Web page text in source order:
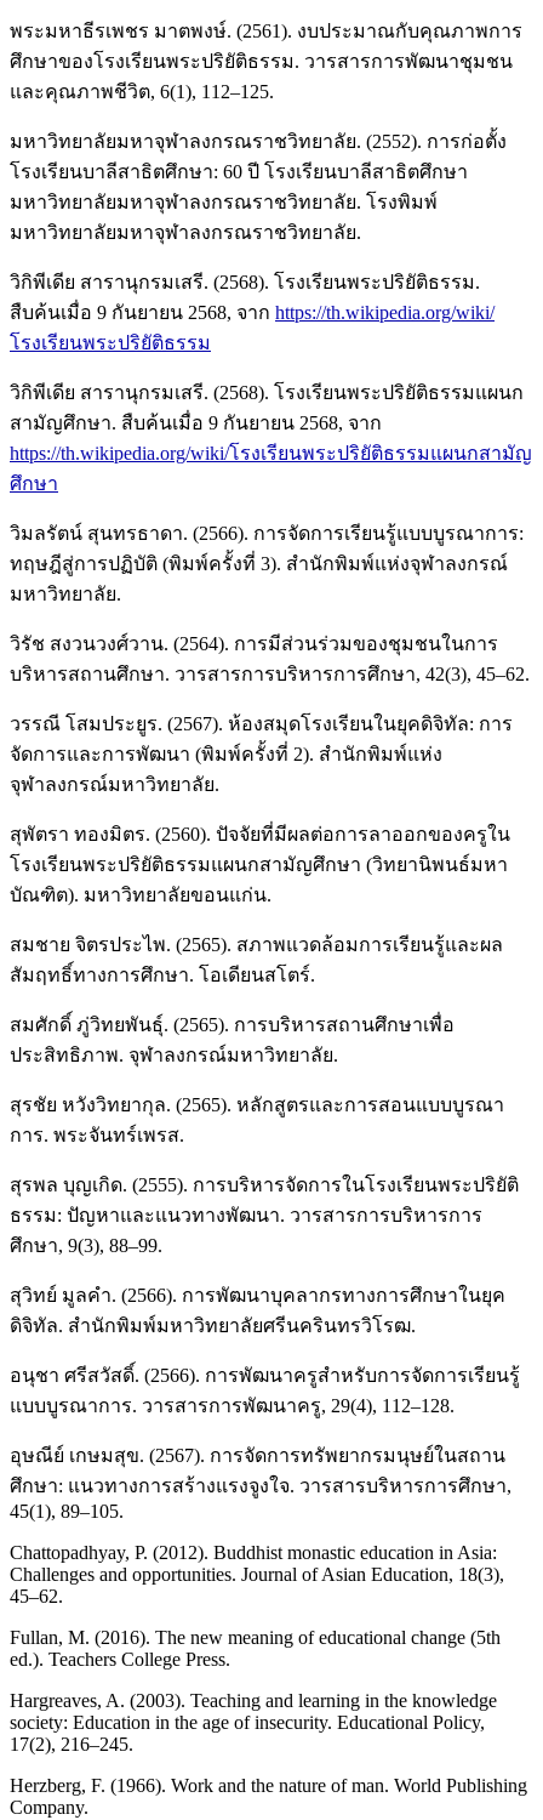
พระมหาธีรเพชร มาตพงษ์. (2561). งบประมาณกับคุณภาพการ
ศึกษาของโรงเรียนพระปริยัติธรรม. วารสารการพัฒนาชุมชน
และคุณภาพชีวิต, 6(1), 112–125.
มหาวิทยาลัยมหาจุฬาลงกรณราชวิทยาลัย. (2552). การก่อตั้ง
โรงเรียนบาลีสาธิตศึกษา: 60 ปี โรงเรียนบาลีสาธิตศึกษา
มหาวิทยาลัยมหาจุฬาลงกรณราชวิทยาลัย. โรงพิมพ์
มหาวิทยาลัยมหาจุฬาลงกรณราชวิทยาลัย.
วิกิพีเดีย สารานุกรมเสรี. (2568). โรงเรียนพระปริยัติธรรม.
สืบค้นเมื่อ 9 กันยายน 2568, จาก https://th.wikipedia.org/wiki/
โรงเรียนพระปริยัติธรรม
วิกิพีเดีย สารานุกรมเสรี. (2568). โรงเรียนพระปริยัติธรรมแผนก
สามัญศึกษา. สืบค้นเมื่อ 9 กันยายน 2568, จาก
https://th.wikipedia.org/wiki/โรงเรียนพระปริยัติธรรมแผนกสามัญ
ศึกษา
วิมลรัตน์ สุนทรธาดา. (2566). การจัดการเรียนรู้แบบบูรณาการ:
ทฤษฎีสู่การปฏิบัติ (พิมพ์ครั้งที่ 3). สำนักพิมพ์แห่งจุฬาลงกรณ์
มหาวิทยาลัย.
วิรัช สงวนวงศ์วาน. (2564). การมีส่วนร่วมของชุมชนในการ
บริหารสถานศึกษา. วารสารการบริหารการศึกษา, 42(3), 45–62.
วรรณี โสมประยูร. (2567). ห้องสมุดโรงเรียนในยุคดิจิทัล: การ
จัดการและการพัฒนา (พิมพ์ครั้งที่ 2). สำนักพิมพ์แห่ง
จุฬาลงกรณ์มหาวิทยาลัย.
สุพัตรา ทองมิตร. (2560). ปัจจัยที่มีผลต่อการลาออกของครูใน
โรงเรียนพระปริยัติธรรมแผนกสามัญศึกษา (วิทยานิพนธ์มหา
บัณฑิต). มหาวิทยาลัยขอนแก่น.
สมชาย จิตรประไพ. (2565). สภาพแวดล้อมการเรียนรู้และผล
สัมฤทธิ์ทางการศึกษา. โอเดียนสโตร์.
สมศักดิ์ ภู่วิทยพันธุ์. (2565). การบริหารสถานศึกษาเพื่อ
ประสิทธิภาพ. จุฬาลงกรณ์มหาวิทยาลัย.
สุรชัย หวังวิทยากุล. (2565). หลักสูตรและการสอนแบบบูรณา
การ. พระจันทร์เพรส.
สุรพล บุญเกิด. (2555). การบริหารจัดการในโรงเรียนพระปริยัติ
ธรรม: ปัญหาและแนวทางพัฒนา. วารสารการบริหารการ
ศึกษา, 9(3), 88–99.
สุวิทย์ มูลคำ. (2566). การพัฒนาบุคลากรทางการศึกษาในยุค
ดิจิทัล. สำนักพิมพ์มหาวิทยาลัยศรีนครินทรวิโรฒ.
อนุชา ศรีสวัสดิ์. (2566). การพัฒนาครูสำหรับการจัดการเรียนรู้
แบบบูรณาการ. วารสารการพัฒนาครู, 29(4), 112–128.
อุษณีย์ เกษมสุข. (2567). การจัดการทรัพยากรมนุษย์ในสถาน
ศึกษา: แนวทางการสร้างแรงจูงใจ. วารสารบริหารการศึกษา,
45(1), 89–105.
Chattopadhyay, P. (2012). Buddhist monastic education in Asia:
Challenges and opportunities. Journal of Asian Education, 18(3),
45–62.
Fullan, M. (2016). The new meaning of educational change (5th
ed.). Teachers College Press.
Hargreaves, A. (2003). Teaching and learning in the knowledge
society: Education in the age of insecurity. Educational Policy,
17(2), 216–245.
Herzberg, F. (1966). Work and the nature of man. World Publishing
Company.